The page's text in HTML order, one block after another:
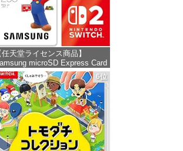
任天堂ライセンス商品】
microSD Express Card
for Nintendo Switch 2(サ
スン マイクロSDエクスプレス
ード 256GB) 【Amazon.co.jp
定特典】Nintendo S
価格：¥9,980
6位